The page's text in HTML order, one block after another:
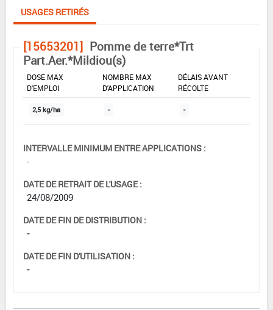
USAGES RETIRÉS
[15653201] Pomme de terre*Trt
Part.Aer.*Mildiou(s)
DOSE MAX
D'EMPLOI
NOMBRE MAX
D'APPLICATION
DÉLAIS AVANT
RÉCOLTE
2,5 kg/ha - -
INTERVALLE MINIMUM ENTRE APPLICATIONS :
-
DATE DE RETRAIT DE L'USAGE :
24/08/2009
DATE DE FIN DE DISTRIBUTION :
-
DATE DE FIN D'UTILISATION :
-